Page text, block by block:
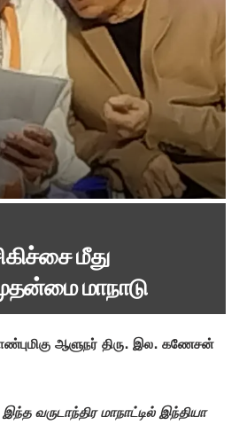
மீது
மாநாடு
ஆளுநர் திரு. இல. கணேசன்
வருடாந்திர மாநாட்டில் இந்தியா